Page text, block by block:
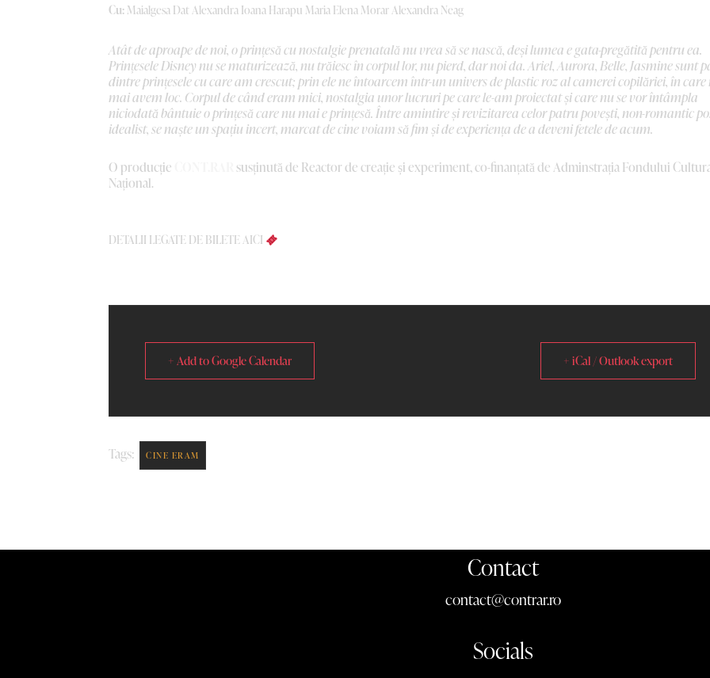
Cu: Maialgesa Dat Alexandra Ioana Harapu Maria Elena Morar Alexandra Neag
Atât de aproape de noi, o prințesă cu nostalgie prenatală nu vrea să se nască, deși lumea e gata-pregătită pentru ea.
Prințesele Disney nu se maturizează, nu trăiesc în corpul lor, nu pierd, dar noi da. Ariel, Aurora, Belle, Jasmine sunt
dintre prințesele cu care am crescut; prin ele ne întoarcem într-un univers de plastic roz al camerei copilăriei, în care
mai avem loc. Corpul de când eram mici, nostalgia unor lucruri pe care le-am proiectat și care nu se vor întâmpla
niciodată bântuie o prințesă care nu mai e prințesă. Între amintire și revizitarea celor patru povești, non-romantic
idealist, se naște un spațiu incert, marcat de cine voiam să fim și de experiența de a deveni fetele de acum.
O producție
susținută de Reactor de creație și experiment, co-finanțată de Adminstrația Fondului
Național.
DETALII LEGATE DE BILETE AICI
+ Add to Google Calendar + iCal / Outlook export
Tags: CINE ERAM
Contact
contact@contrar.ro
Socials